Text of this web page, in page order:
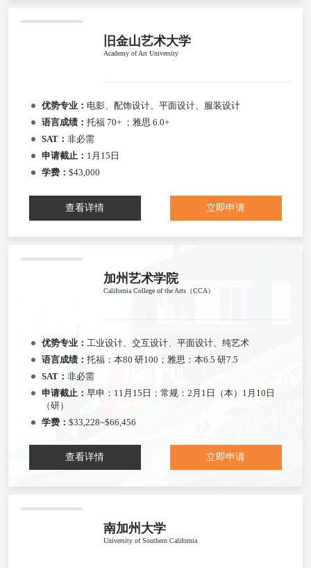
旧金山艺术大学
Academy of Art University
优势专业： 电影、配饰设计、平面设计、服装设计
语言成绩： 托福 70+ ；雅思 6.0+
SAT： 非必需
申请截止： 1月15日
学费： $43,000
查看详情 立即申请
加州艺术学院
California College of the Arts（CCA）
优势专业： 工业设计、交互设计、平面设计、纯艺术
语言成绩： 托福：本80 研100；雅思：本6.5 研7.5
SAT： 非必需
申请截止： 早申：11月15日；常规：2月1日（本）1月10日
（研）
学费： $33,228~$66,456
查看详情 立即申请
南加州大学
University of Southern California